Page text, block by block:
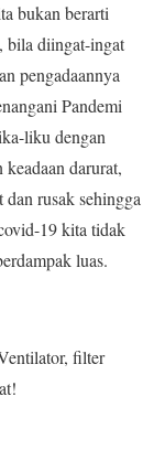
bukan berarti
bila diingat-ingat
pengadaannya
Pandemi
liku dengan
keadaan darurat,
dan rusak sehingga
19 kita tidak
luas.
filter